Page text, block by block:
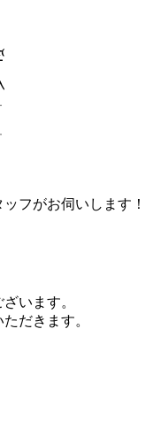
フがお伺いします！
います。
だきます。